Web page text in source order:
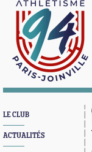
LE CLUB
ACTUALITÉS